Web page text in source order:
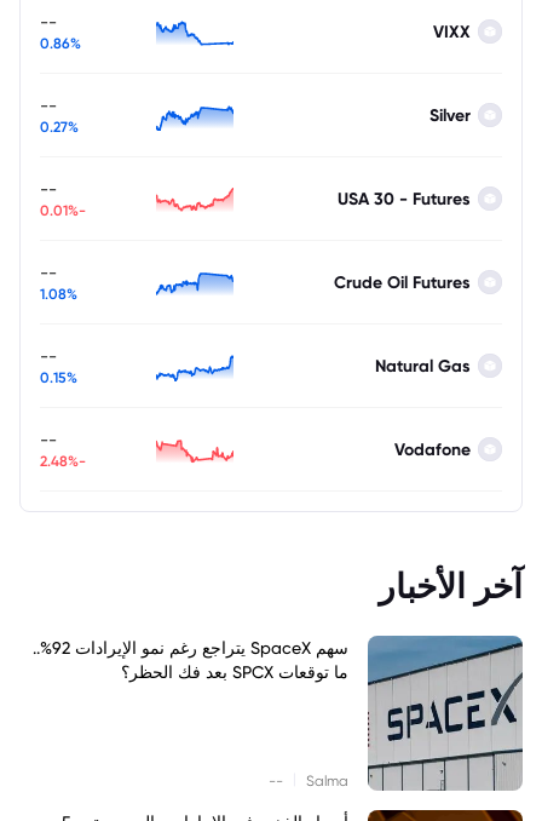
VIXX
--
0.86%
Silver
--
0.27%
USA 30 - Futures
--
-0.01%
Crude Oil Futures
--
1.08%
Natural Gas
--
0.15%
Vodafone
--
-2.48%
آخر الأخبار
سهم SpaceX يتراجع رغم نمو الإيرادات 92%..
ما توقعات SPCX بعد فك الحظر؟
Salma
--